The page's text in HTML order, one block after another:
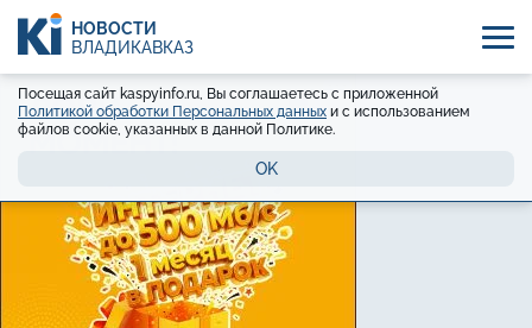
НОВОСТИ
ВЛАДИКАВКАЗ
Посещая сайт kaspyinfo.ru, Вы соглашаетесь с приложенной
Политикой обработки Персональных данных и с использованием
файлов cookie, указанных в данной Политике.
OK